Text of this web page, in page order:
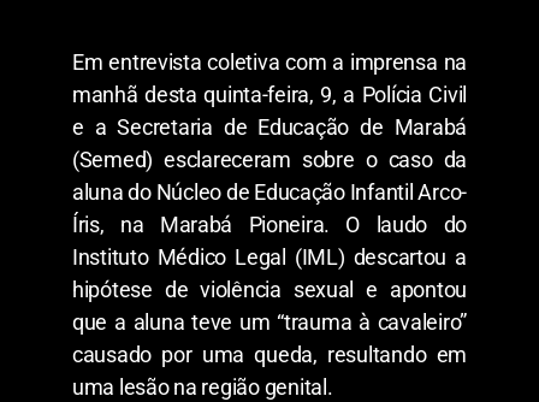
Em entrevista coletiva com a imprensa na
manhã desta quinta-feira, 9, a Polícia Civil
e a Secretaria de Educação de Marabá
(Semed) esclareceram sobre o caso da
aluna do Núcleo de Educação Infantil Arco-
Íris, na Marabá Pioneira. O laudo do
Instituto Médico Legal (IML) descartou a
hipótese de violência sexual e apontou
que a aluna teve um “trauma à cavaleiro”
causado por uma queda, resultando em
uma lesão na região genital.